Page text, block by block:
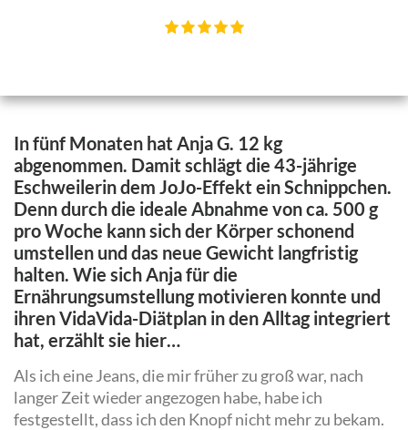
In fünf Monaten hat Anja G. 12 kg
abgenommen. Damit schlägt die 43-jährige
Eschweilerin dem JoJo-Effekt ein Schnippchen.
Denn durch die ideale Abnahme von ca. 500 g
pro Woche kann sich der Körper schonend
umstellen und das neue Gewicht langfristig
halten. Wie sich Anja für die
Ernährungsumstellung motivieren konnte und
ihren VidaVida-Diätplan in den Alltag integriert
hat, erzählt sie hier…
Als ich eine Jeans, die mir früher zu groß war, nach
langer Zeit wieder angezogen habe, habe ich
festgestellt, dass ich den Knopf nicht mehr zu bekam.